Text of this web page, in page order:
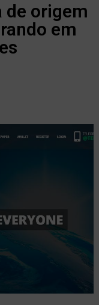
de origem
em